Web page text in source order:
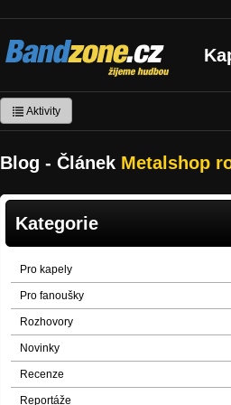
Bandzone.cz
žijeme hudbou
Aktivity
Blog - Článek Metalshop
Kategorie
Pro kapely
Pro fanoušky
Rozhovory
Novinky
Recenze
Reportáže